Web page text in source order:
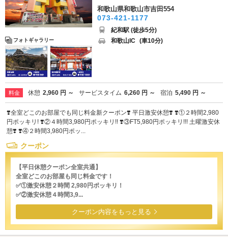
フォトギャラリー
和歌山県和歌山市吉田554
073-421-1177
紀和駅 (徒歩5分)
和歌山IC (車10分)
料金 休憩 2,960 円 ～ サービスタイム 6,260 円 ～ 宿泊 5,490 円 ～
❣️全室どこのお部屋でも同じ料金新クーポン❣️ 平日激安休憩❣️ ❣️①２時間2,980
円ポッキリ! ❣️②４時間3,980円ポッキリ!! ❣️③FT5,980円ポッキリ!!! 土曜激安休
憩❣️ ❣️④２時間3,980円ポッ...
クーポン
【平日休憩クーポン全室共通】
全室どこのお部屋も同じ料金です！
✅①激安休憩２時間 2,980円ポッキリ！
✅②激安休憩４時間3,9...
クーポン内容をもっと見る